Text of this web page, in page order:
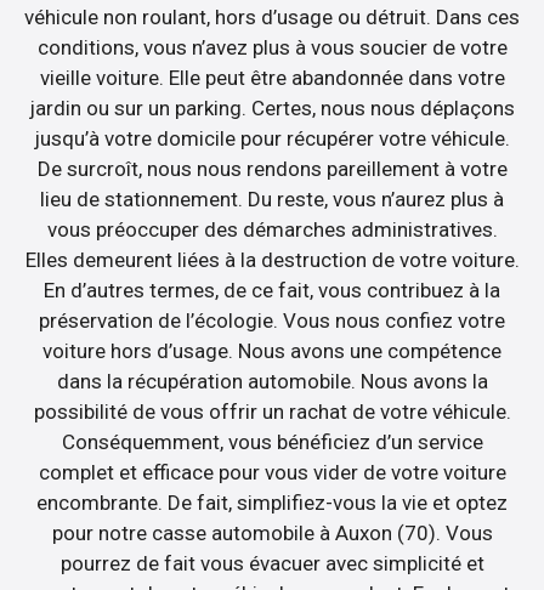
véhicule non roulant, hors d’usage ou détruit. Dans ces
conditions, vous n’avez plus à vous soucier de votre
vieille voiture. Elle peut être abandonnée dans votre
jardin ou sur un parking. Certes, nous nous déplaçons
jusqu’à votre domicile pour récupérer votre véhicule.
De surcroît, nous nous rendons pareillement à votre
lieu de stationnement. Du reste, vous n’aurez plus à
vous préoccuper des démarches administratives.
Elles demeurent liées à la destruction de votre voiture.
En d’autres termes, de ce fait, vous contribuez à la
préservation de l’écologie. Vous nous confiez votre
voiture hors d’usage. Nous avons une compétence
dans la récupération automobile. Nous avons la
possibilité de vous offrir un rachat de votre véhicule.
Conséquemment, vous bénéficiez d’un service
complet et efficace pour vous vider de votre voiture
encombrante. De fait, simplifiez-vous la vie et optez
pour notre casse automobile à Auxon (70). Vous
pourrez de fait vous évacuer avec simplicité et